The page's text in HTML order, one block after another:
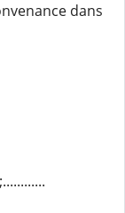
dans